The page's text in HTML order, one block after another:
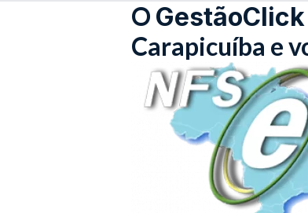
O GestãoClick
Carapicuíba e